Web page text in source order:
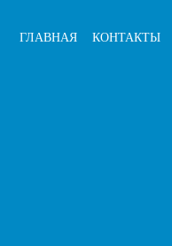
ГЛАВНАЯ КОНТАКТЫ